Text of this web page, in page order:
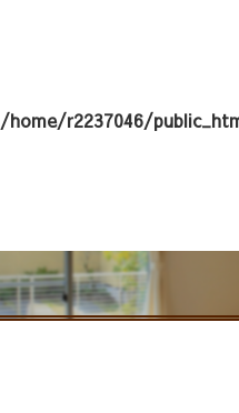
/home/r2237046/